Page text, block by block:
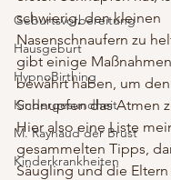
Geburtsvorbereitung
Hausgeburt
HypnoBirthing
Kindergesundheit
M. Raynaud der Brust
Kinderkrankheiten
schwierig, den kleinen
Nasenschnaufern zu
gibt einige
bewährt haben, um
Schnupfen das Atmen
Hier also eine Liste
gesammelten Tipps,
Säugling und die